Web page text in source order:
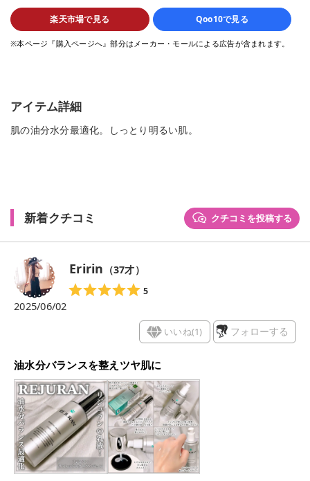
楽天市場で見る Qoo10で見る
※本ページ『購入ページへ』部分はメーカー・モールによる広告が含まれます。
アイテム詳細
肌の油分水分最適化。しっとり明るい肌。
新着クチコミ クチコミを投稿する
Eririn （37才）
5
2025/06/02
いいね(1) フォローする
油水分バランスを整えツヤ肌に